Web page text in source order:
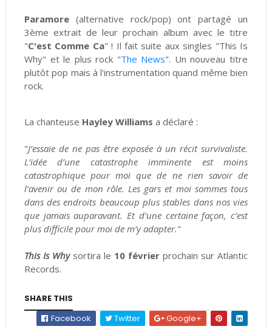
Paramore(alternative rock/pop) ont partagé un
3ème extrait de leur prochain album avec le titre
"C'est Comme Ca" ! Il fait suite aux singles "This Is
Why" et le plus rock "The News". Un nouveau titre
plutôt pop mais à l'instrumentation quand même bien
rock.
La chanteuse Hayley Williams a déclaré :
"J’essaie de ne pas être exposée à un récit survivaliste.
L’idée d’une catastrophe imminente est moins
catastrophique pour moi que de ne rien savoir de
l’avenir ou de mon rôle. Les gars et moi sommes tous
dans des endroits beaucoup plus stables dans nos vies
que jamais auparavant. Et d’une certaine façon, c’est
plus difficile pour moi de m’y adapter."
This Is Whysortira le 10 février prochain sur Atlantic
Records.
SHARE THIS
Facebook
Twitter Google+